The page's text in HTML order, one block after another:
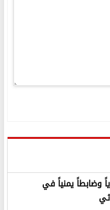
17 جندياً وضابطاً يمنياً في